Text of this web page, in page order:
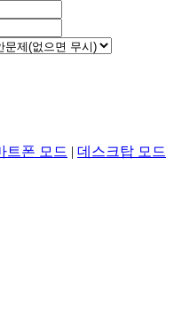
트폰 모드 | 데스크탑 모드